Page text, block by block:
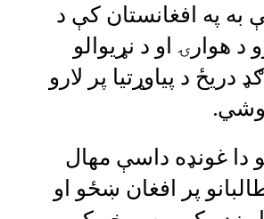
به په افغانستان کې د
د هوارۍ او د نړیوالو
دریځ د پیاوړتیا پر لارو
وشي.
دا غونډه داسې مهال
پر افغان ښځو او